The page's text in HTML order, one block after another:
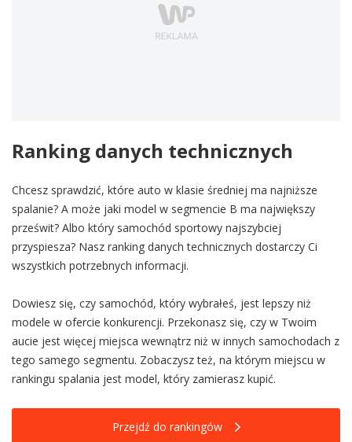
Ranking danych technicznych
Chcesz sprawdzić, które auto w klasie średniej ma najniższe
spalanie? A może jaki model w segmencie B ma największy
prześwit? Albo który samochód sportowy najszybciej
przyspiesza? Nasz ranking danych technicznych dostarczy Ci
wszystkich potrzebnych informacji.
Dowiesz się, czy samochód, który wybrałeś, jest lepszy niż
modele w ofercie konkurencji. Przekonasz się, czy w Twoim
aucie jest więcej miejsca wewnątrz niż w innych samochodach z
tego samego segmentu. Zobaczysz też, na którym miejscu w
rankingu spalania jest model, który zamierasz kupić.
Przejdź do rankingów